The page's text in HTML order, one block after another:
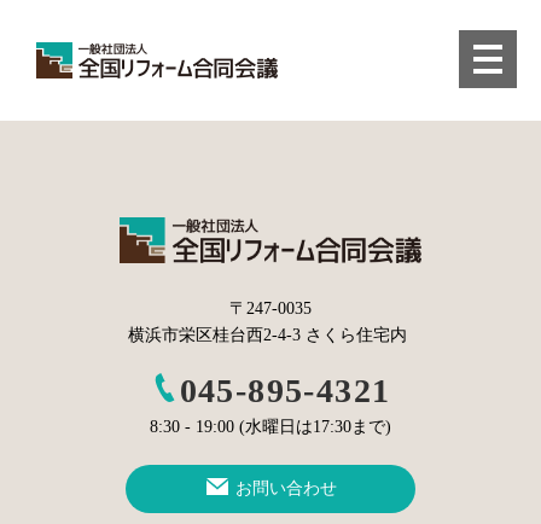
〒247-0035
横浜市栄区桂台西2-4-3 さくら住宅内
045-895-4321
8:30 - 19:00 (水曜日は17:30まで)
お問い合わせ